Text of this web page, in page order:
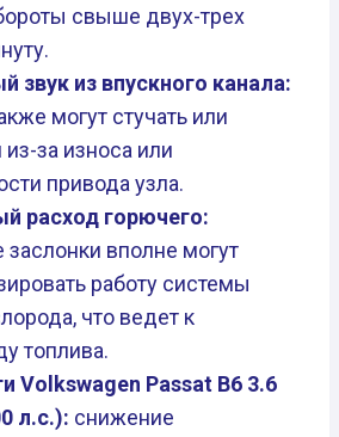
свыше двух-трех
звук из впускного канала:
могут стучать или
из-за износа или
привода узла.
расход горючего:
вполне могут
работу системы
что ведет к
топлива.
Volkswagen Passat B6 3.6
л.с.): снижение